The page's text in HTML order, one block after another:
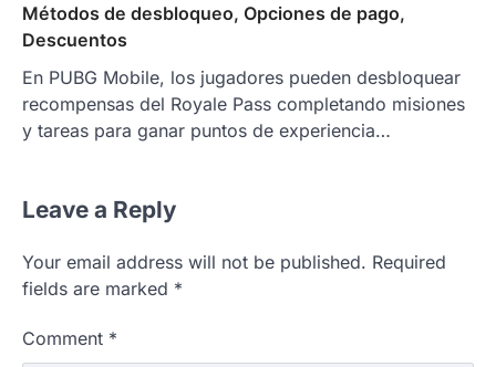
Métodos de desbloqueo, Opciones de pago,
Descuentos
En PUBG Mobile, los jugadores pueden desbloquear
recompensas del Royale Pass completando misiones
y tareas para ganar puntos de experiencia…
Leave a Reply
Your email address will not be published. Required
fields are marked *
Comment *